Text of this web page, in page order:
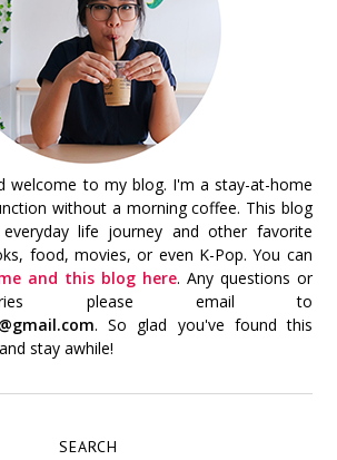
welcome to my blog. I'm a stay-at-home
without a morning coffee. This blog
life journey and other favorite
food, movies, or even K-Pop. You can
and this blog here. Any questions or
please email to
. So glad you've found this
stay awhile!
SEARCH